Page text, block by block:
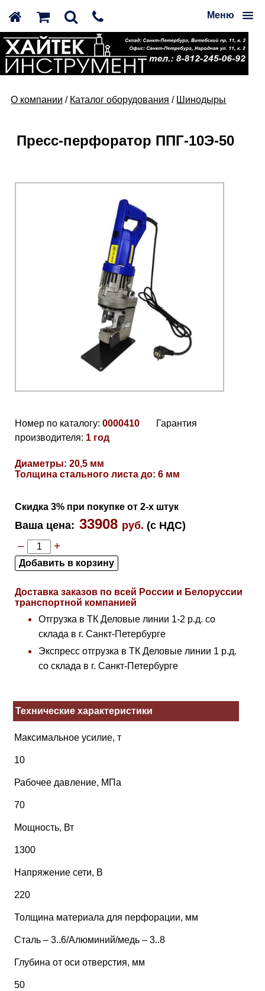
Меню
О компании / Каталог оборудования / Шинодыры
Пресс-перфоратор ППГ-10Э-50
Номер по каталогу: 0000410
Гарантия
производителя: 1 год
Диаметры: 20,5 мм
Толщина стального листа до: 6 мм
Скидка 3% при покупке от 2-х штук
Ваша цена: 33908 руб.(с НДС)
– +
Доставка заказов по всей России и Белоруссии
транспортной компанией
Отгрузка в ТК Деловые линии 1-2 р.д. со
склада в г. Санкт-Петербурге
Экспресс отгрузка в ТК Деловые линии 1 р.д.
со склада в г. Санкт-Петербурге
Технические характеристики
Максимальное усилие, т
10
Рабочее давление, МПа
70
Мощность, Вт
1300
Напряжение сети, В
220
Толщина материала для перфорации, мм
Сталь – 3..6/Алюминий/медь – 3..8
Глубина от оси отверстия, мм
50